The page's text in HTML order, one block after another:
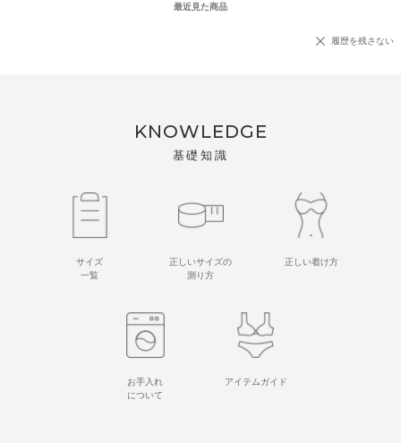
最近見た商品
履歴を残さない
KNOWLEDGE
基礎知識
サイズ
一覧
正しいサイズの
測り方
正しい着け方
お手入れ
について
アイテムガイド